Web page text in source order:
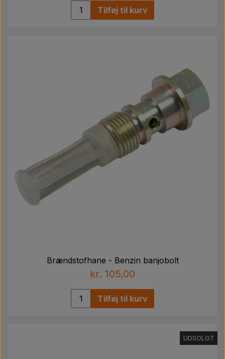
Tilføj til kurv
Brændstofhane - Benzin banjobolt
kr. 105,00
Tilføj til kurv
UDSOLGT